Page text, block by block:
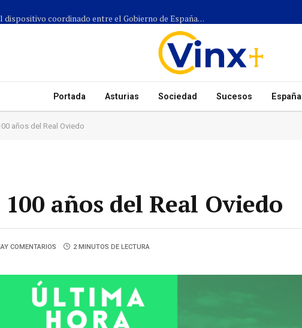
Más de 1.300 efectivos participarán en el dispositivo coordinado entre el Gobierno de España, el Principado de Asturias y los ayuntamientos para el eclipse del 12 de agosto
Portada Asturias Sociedad Sucesos España
años del Real Oviedo
años del Real Oviedo
COMENTARIOS 2 MINUTOS DE LECTURA